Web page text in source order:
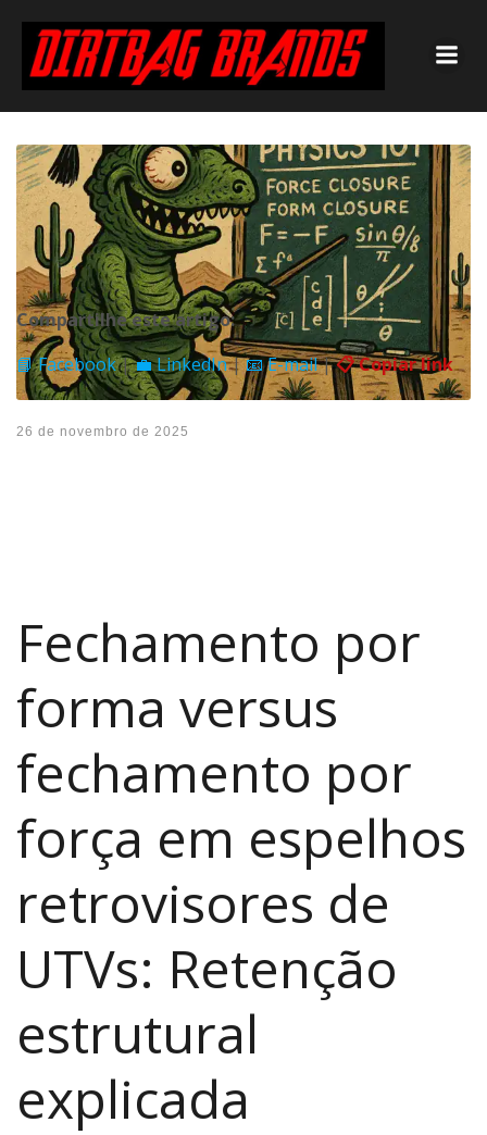
Compartilhe este artigo:
📘 Facebook|💼 LinkedIn|📧 E-mail|📋 Copiar link
26 de novembro de 2025
Fechamento por
forma versus
fechamento por
força em espelhos
retrovisores de
UTVs: Retenção
estrutural
explicada